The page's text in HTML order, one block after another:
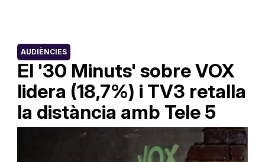
El '30 Minuts' sobre VOX
lidera (18,7%) i TV3 retalla
la distància amb Tele 5
AUDIÈNCIES